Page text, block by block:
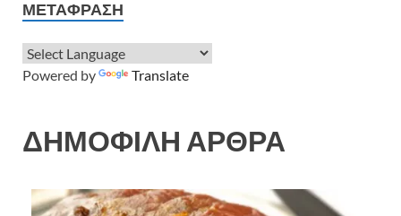
ΜΕΤΆΦΡΑΣΗ
Powered by Translate
ΔΗΜΟΦΙΛΗ ΑΡΘΡΑ